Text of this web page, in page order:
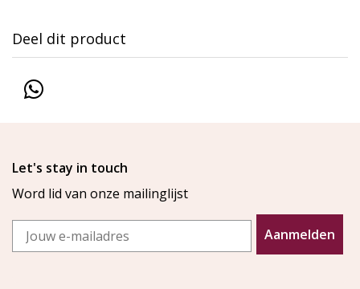
Deel dit product
Let's stay in touch
Word lid van onze mailinglijst
Email
Aanmelden